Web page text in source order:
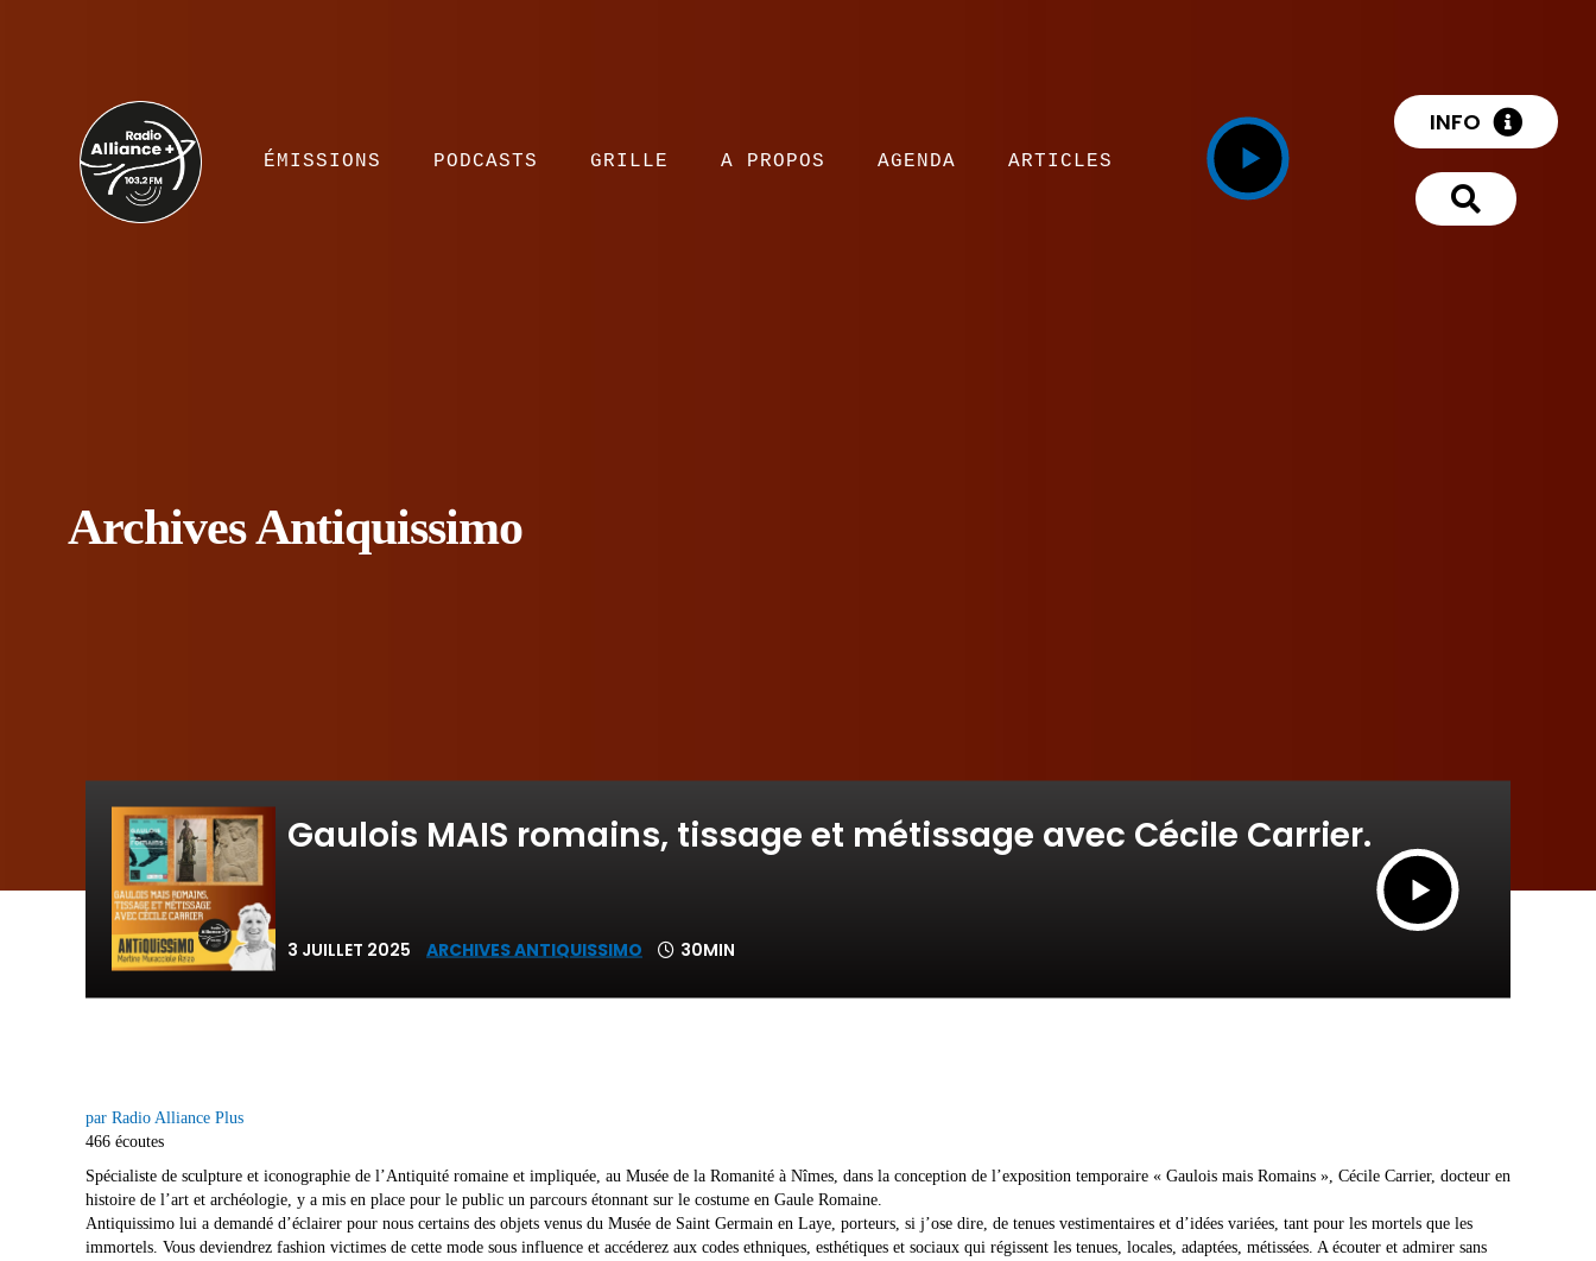
ÉMISSIONS PODCASTS GRILLE A PROPOS AGENDA ARTICLES
INFO
Archives Antiquissimo
Gaulois MAIS romains, tissage et métissage avec Cécile Carrier.
3 JUILLET 2025 ARCHIVES ANTIQUISSIMO 30MIN
par Radio Alliance Plus
466 écoutes
Spécialiste de sculpture et iconographie de l’Antiquité romaine et impliquée, au Musée de la Romanité à Nîmes, dans la conception de l’exposition temporaire « Gaulois mais Romains », Cécile Carrier, docteur en
histoire de l’art et archéologie, y a mis en place pour le public un parcours étonnant sur le costume en Gaule Romaine.
Antiquissimo lui a demandé d’éclairer pour nous certains des objets venus du Musée de Saint Germain en Laye, porteurs, si j’ose dire, de tenues vestimentaires et d’idées variées, tant pour les mortels que les
immortels. Vous deviendrez fashion victimes de cette mode sous influence et accéderez aux codes ethniques, esthétiques et sociaux qui régissent les tenues, locales, adaptées, métissées. A écouter et admirer sans